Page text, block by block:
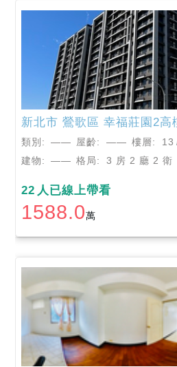
新北市 鶯歌區 幸福莊園2高
類別: —— 屋齡: —— 樓層: 13
建物:
—— 格局: 3 房 2 廳 2 衛
22 人已線上帶看
1588.0萬